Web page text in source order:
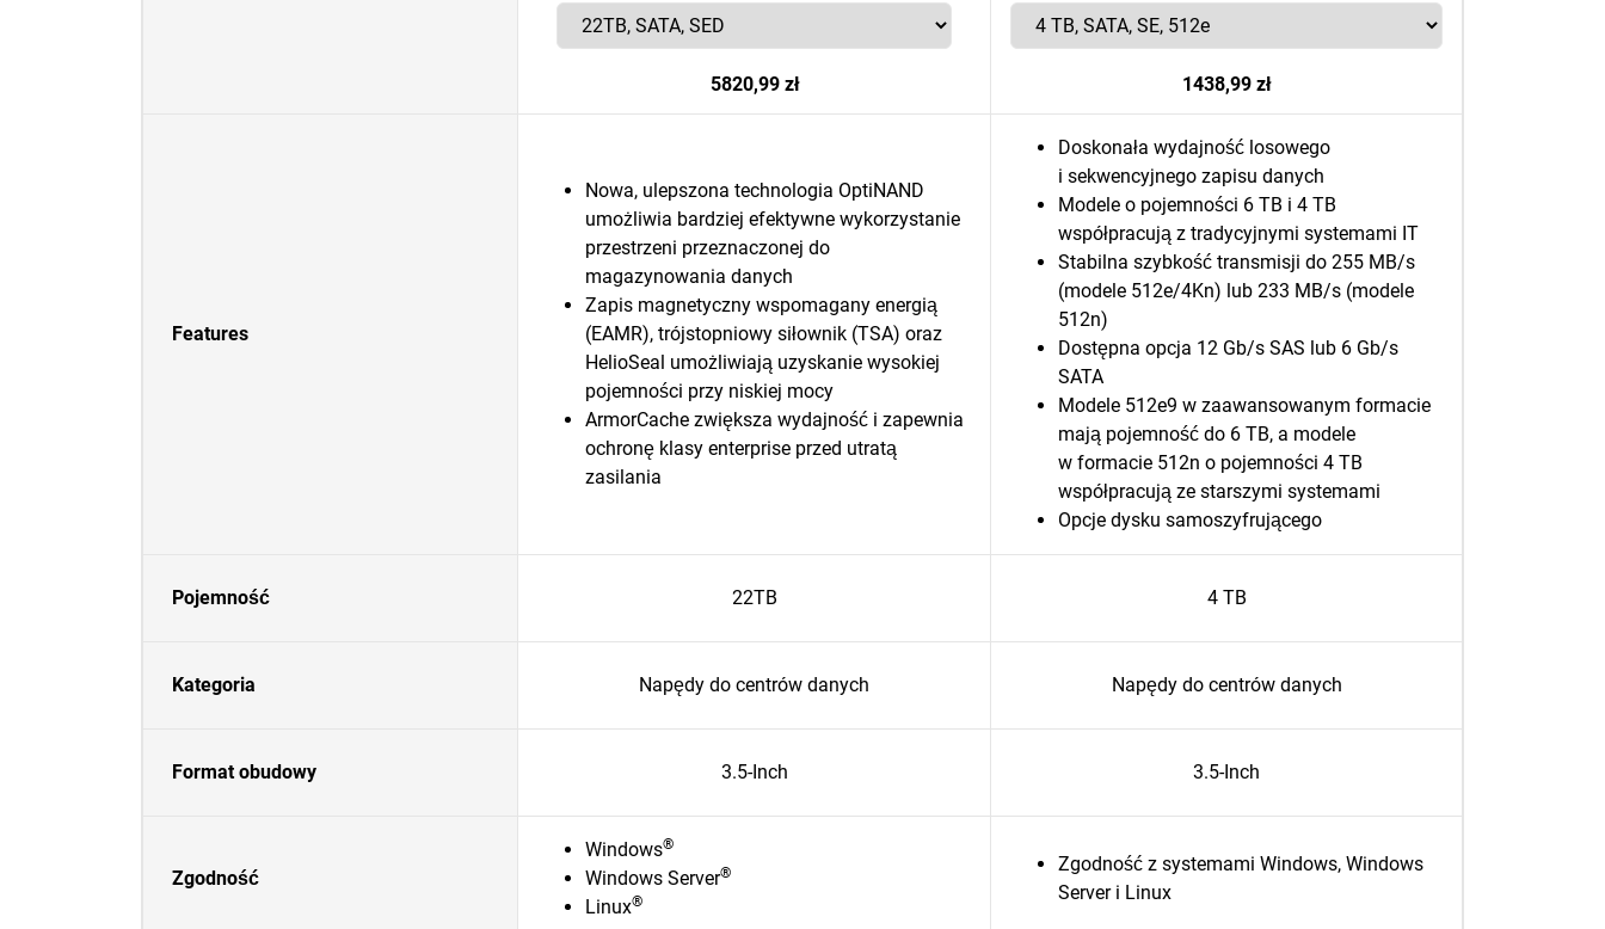
5820,99 zł 1438,99 zł
Features
Nowa, ulepszona technologia OptiNAND
umożliwia bardziej efektywne wykorzystanie
przestrzeni przeznaczonej do
magazynowania danych
Zapis magnetyczny wspomagany energią
(EAMR), trójstopniowy siłownik (TSA) oraz
HelioSeal umożliwiają uzyskanie wysokiej
pojemności przy niskiej mocy
ArmorCache zwiększa wydajność i zapewnia
ochronę klasy enterprise przed utratą
zasilania
Doskonała wydajność losowego
i sekwencyjnego zapisu danych
Modele o pojemności 6 TB i 4 TB
współpracują z tradycyjnymi systemami IT
Stabilna szybkość transmisji do 255 MB/s
(modele 512e/4Kn) lub 233 MB/s (modele
512n)
Dostępna opcja 12 Gb/s SAS lub 6 Gb/s
SATA
Modele 512e9 w zaawansowanym formacie
mają pojemność do 6 TB, a modele
w formacie 512n o pojemności 4 TB
współpracują ze starszymi systemami
Opcje dysku samoszyfrującego
Pojemność 22TB 4 TB
Kategoria Napędy do centrów danych Napędy do centrów danych
Format obudowy 3.5-Inch 3.5-Inch
Zgodność
Windows®
Windows Server®
Linux®
Zgodność z systemami Windows, Windows
Server i Linux